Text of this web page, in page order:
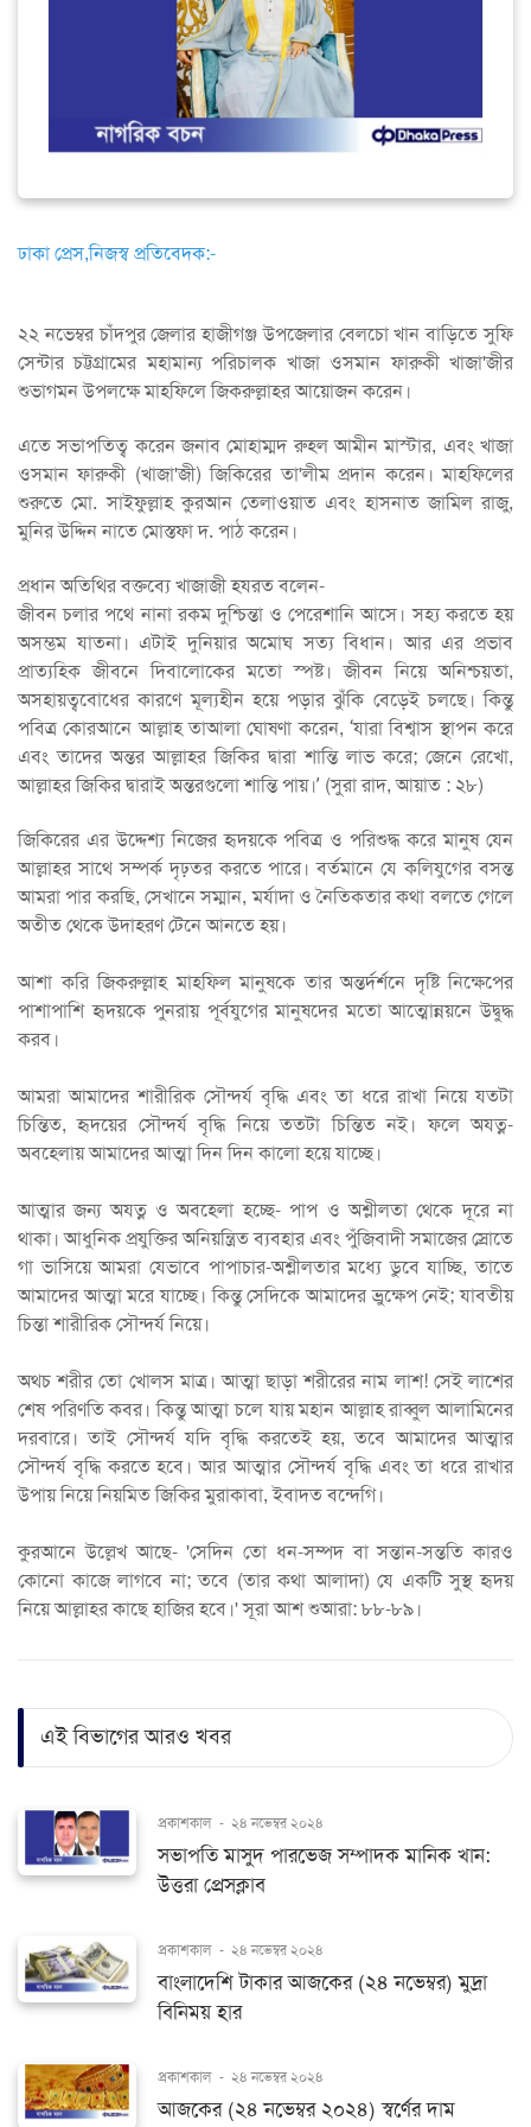
ঢাকা প্রেস,নিজস্ব প্রতিবেদক:-
২২ নভেম্বর চাঁদপুর জেলার হাজীগঞ্জ উপজেলার বেলচো খান বাড়িতে সুফি
সেন্টার চট্টগ্রামের মহামান্য পরিচালক খাজা ওসমান ফারুকী খাজা'জীর
শুভাগমন উপলক্ষে মাহফিলে জিকরুল্লাহর আয়োজন করেন।
এতে সভাপতিত্ব করেন জনাব মোহাম্মদ রুহল আমীন মাস্টার, এবং খাজা
ওসমান ফারুকী (খাজা'জী) জিকিরের তা'লীম প্রদান করেন। মাহফিলের
শুরুতে মো. সাইফুল্লাহ কুরআন তেলাওয়াত এবং হাসনাত জামিল রাজু,
মুনির উদ্দিন নাতে মোস্তফা দ. পাঠ করেন।
প্রধান অতিথির বক্তব্যে খাজাজী হযরত বলেন-
জীবন চলার পথে নানা রকম দুশ্চিন্তা ও পেরেশানি আসে। সহ্য করতে হয়
অসম্ভম যাতনা। এটাই দুনিয়ার অমোঘ সত্য বিধান। আর এর প্রভাব
প্রাত্যহিক জীবনে দিবালোকের মতো স্পষ্ট। জীবন নিয়ে অনিশ্চয়তা,
অসহায়ত্ববোধের কারণে মূল্যহীন হয়ে পড়ার ঝুঁকি বেড়েই চলছে। কিন্তু
পবিত্র কোরআনে আল্লাহ তাআলা ঘোষণা করেন, ‘যারা বিশ্বাস স্থাপন করে
এবং তাদের অন্তর আল্লাহর জিকির দ্বারা শান্তি লাভ করে; জেনে রেখো,
আল্লাহর জিকির দ্বারাই অন্তরগুলো শান্তি পায়।’ (সুরা রাদ, আয়াত : ২৮)
জিকিরের এর উদ্দেশ্য নিজের হৃদয়কে পবিত্র ও পরিশুদ্ধ করে মানুষ যেন
আল্লাহর সাথে সম্পর্ক দৃঢ়তর করতে পারে। বর্তমানে যে কলিযুগের বসন্ত
আমরা পার করছি, সেখানে সম্মান, মর্যাদা ও নৈতিকতার কথা বলতে গেলে
অতীত থেকে উদাহরণ টেনে আনতে হয়।
আশা করি জিকরুল্লাহ মাহফিল মানুষকে তার অন্তর্দর্শনে দৃষ্টি নিক্ষেপের
পাশাপাশি হৃদয়কে পুনরায় পূর্বযুগের মানুষদের মতো আত্মোন্নয়নে উদ্বুদ্ধ
করব।
আমরা আমাদের শারীরিক সৌন্দর্য বৃদ্ধি এবং তা ধরে রাখা নিয়ে যতটা
চিন্তিত, হৃদয়ের সৌন্দর্য বৃদ্ধি নিয়ে ততটা চিন্তিত নই। ফলে অযত্ন-
অবহেলায় আমাদের আত্মা দিন দিন কালো হয়ে যাচ্ছে।
আত্মার জন্য অযত্ন ও অবহেলা হচ্ছে- পাপ ও অশ্লীলতা থেকে দূরে না
থাকা। আধুনিক প্রযুক্তির অনিয়ন্ত্রিত ব্যবহার এবং পুঁজিবাদী সমাজের স্রোতে
গা ভাসিয়ে আমরা যেভাবে পাপাচার-অশ্লীলতার মধ্যে ডুবে যাচ্ছি, তাতে
আমাদের আত্মা মরে যাচ্ছে। কিন্তু সেদিকে আমাদের ভ্রুক্ষেপ নেই; যাবতীয়
চিন্তা শারীরিক সৌন্দর্য নিয়ে।
অথচ শরীর তো খোলস মাত্র। আত্মা ছাড়া শরীরের নাম লাশ! সেই লাশের
শেষ পরিণতি কবর। কিন্তু আত্মা চলে যায় মহান আল্লাহ রাব্বুল আলামিনের
দরবারে। তাই সৌন্দর্য যদি বৃদ্ধি করতেই হয়, তবে আমাদের আত্মার
সৌন্দর্য বৃদ্ধি করতে হবে। আর আত্মার সৌন্দর্য বৃদ্ধি এবং তা ধরে রাখার
উপায় নিয়ে নিয়মিত জিকির মুরাকাবা, ইবাদত বন্দেগি।
কুরআনে উল্লেখ আছে- 'সেদিন তো ধন-সম্পদ বা সন্তান-সন্ততি কারও
কোনো কাজে লাগবে না; তবে (তার কথা আলাদা) যে একটি সুস্থ হৃদয়
নিয়ে আল্লাহর কাছে হাজির হবে।' সূরা আশ শুআরা: ৮৮-৮৯।
এই বিভাগের আরও খবর
প্রকাশকাল - ২৪ নভেম্বর ২০২৪
সভাপতি মাসুদ পারভেজ সম্পাদক মানিক খান:
উত্তরা প্রেসক্লাব
প্রকাশকাল - ২৪ নভেম্বর ২০২৪
বাংলাদেশি টাকার আজকের (২৪ নভেম্বর) মুদ্রা
বিনিময় হার
প্রকাশকাল - ২৪ নভেম্বর ২০২৪
আজকের (২৪ নভেম্বর ২০২৪) স্বর্ণের দাম